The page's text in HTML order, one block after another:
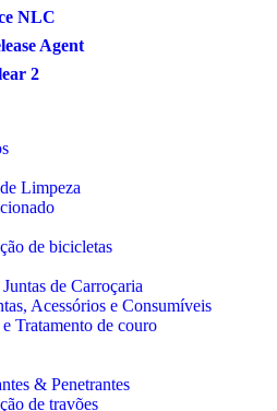
NLC
Agent
2
Limpeza
de bicicletas
de Carroçaria
Acessórios e Consumíveis
Tratamento de couro
& Penetrantes
de travões